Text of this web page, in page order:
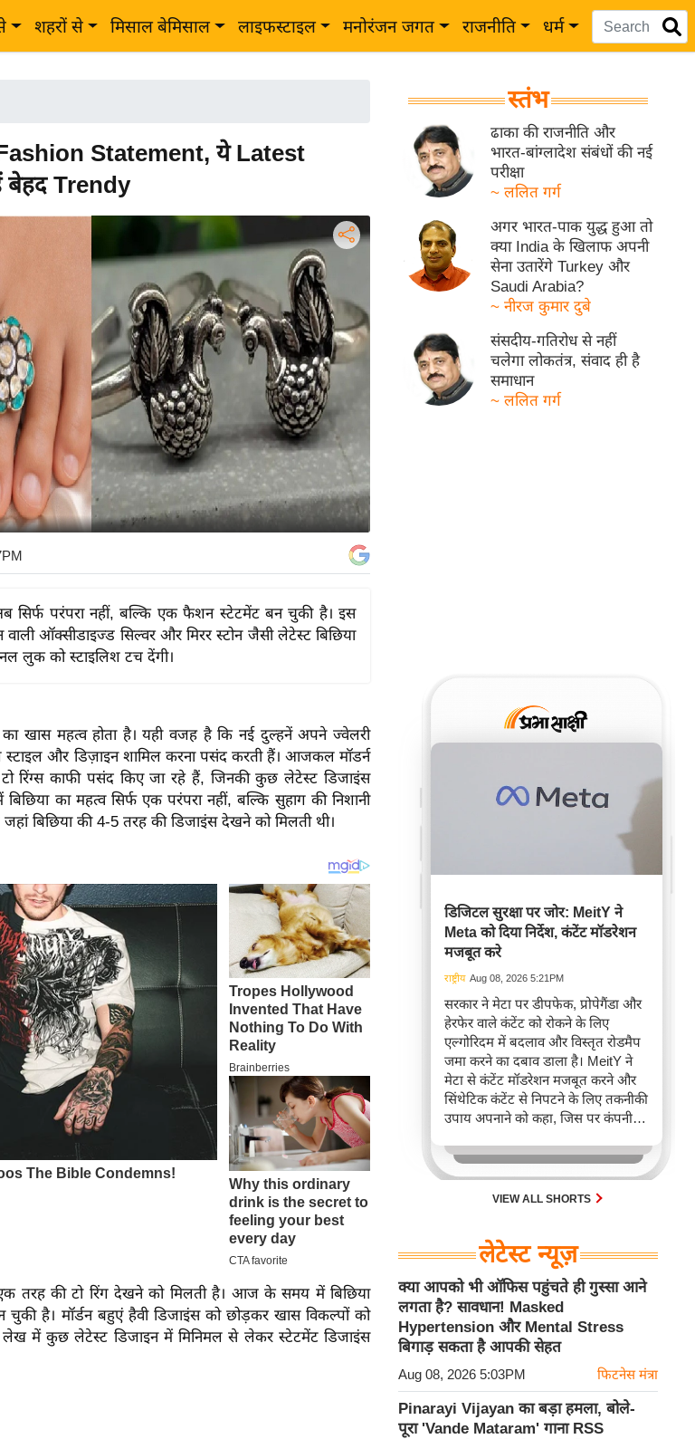
शहरों से मिसाल बेमिसाल लाइफस्टाइल मनोरंजन जगत राजनीति धर्म
Fashion Statement, ये Latest
Trendy
सिर्फ परंपरा नहीं, बल्कि एक फैशन स्टेटमेंट बन चुकी है। इस
ऑक्सीडाइज्ड सिल्वर और मिरर स्टोन जैसी लेटेस्ट बिछिया
लुक को स्टाइलिश टच देंगी।
का खास महत्व होता है। यही वजह है कि नई दुल्हनें अपने ज्वेलरी
और डिज़ाइन शामिल करना पसंद करती हैं। आजकल मॉडर्न
रिंग्स काफी पसंद किए जा रहे हैं, जिनकी कुछ लेटेस्ट डिजाइंस
का महत्व सिर्फ एक परंपरा नहीं, बल्कि सुहाग की निशानी
बिछिया की 4-5 तरह की डिजाइंस देखने को मिलती थी।
की टो रिंग देखने को मिलती है। आज के समय में बिछिया
है। मॉर्डन बहुएं हैवी डिजाइंस को छोड़कर खास विकल्पों को
में कुछ लेटेस्ट डिजाइन में मिनिमल से लेकर स्टेटमेंट डिजाइंस
स्तंभ
ढाका की राजनीति और
भारत-बांग्लादेश संबंधों की नई
परीक्षा
~ ललित गर्ग
अगर भारत-पाक युद्ध हुआ तो
क्या India के खिलाफ अपनी
सेना उतारेंगे Turkey और
Saudi Arabia?
~ नीरज कुमार दुबे
संसदीय-गतिरोध से नहीं
चलेगा लोकतंत्र, संवाद ही है
समाधान
~ ललित गर्ग
डिजिटल सुरक्षा पर जोर: MeitY ने
Meta को दिया निर्देश, कंटेंट मॉडरेशन
मजबूत करे
राष्ट्रीय Aug 08, 2026 5:21PM
सरकार ने मेटा पर डीपफेक, प्रोपेगैंडा और
हेरफेर वाले कंटेंट को रोकने के लिए
एल्गोरिदम में बदलाव और विस्तृत रोडमैप
जमा करने का दबाव डाला है। MeitY ने
मेटा से कंटेंट मॉडरेशन मजबूत करने और
सिंथेटिक कंटेंट से निपटने के लिए तकनीकी
उपाय अपनाने को कहा, जिस पर कंपनी ने
कार्रवाई AI-जनित हानिकारक सामग्री के
बढ़ते प्रसार के बीच ऑनलाइन सुरक्षा
सुनिश्चित करने के लिए की गई है।
VIEW ALL SHORTS
लेटेस्ट न्यूज़
क्या आपको भी ऑफिस पहुंचते ही गुस्सा आने
लगता है? सावधान! Masked
Hypertension और Mental Stress
बिगाड़ सकता है आपकी सेहत
Aug 08, 2026 5:03PM फिटनेस मंत्रा
Pinarayi Vijayan का बड़ा हमला, बोले-
पूरा 'Vande Mataram' गाना RSS